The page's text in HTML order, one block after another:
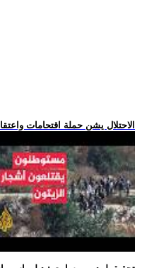
.. الاحتلال يشن حملة اقتحامات